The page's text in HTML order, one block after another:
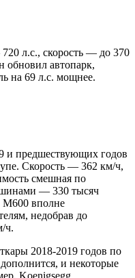
л.с., скорость — до 370
обновил автопарк,
на 69 л.с. мощнее.
и предшествующих годов
Скорость — 362 км/ч,
смешная по
— 330 тысяч
M600 вполне
недобрав до
ч.
2018-2019 годов по
и некоторые
Koenigsegg